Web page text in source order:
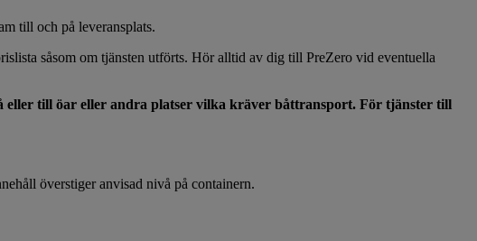
till och på leveransplats.
såsom om tjänsten utförts. Hör alltid av dig till PreZero vid eventuella
eller till öar eller andra platser vilka kräver båttransport. För tjänster till
överstiger anvisad nivå på containern.